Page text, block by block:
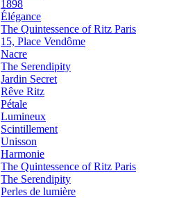
1898
Élégance
The Quintessence of Ritz Paris
15, Place Vendôme
Nacre
The Serendipity
Jardin Secret
Rêve Ritz
Pétale
Lumineux
Scintillement
Unisson
Harmonie
The Quintessence of Ritz Paris
The Serendipity
Perles de lumière